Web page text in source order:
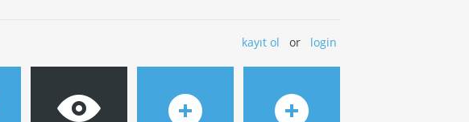
kayıt ol or login